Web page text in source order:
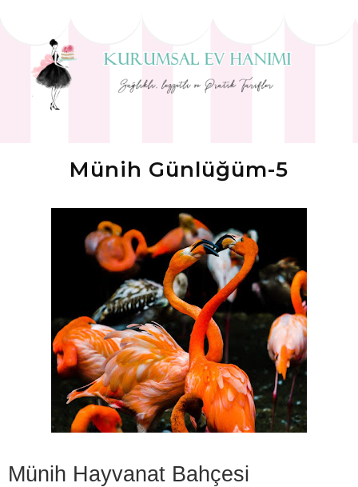
Münih Günlüğüm-5
Münih Hayvanat Bahçesi